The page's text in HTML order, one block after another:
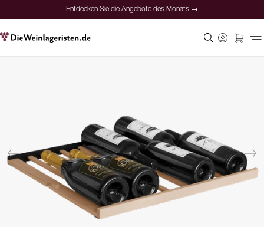
Entdecken Sie die Angebote des Monats →